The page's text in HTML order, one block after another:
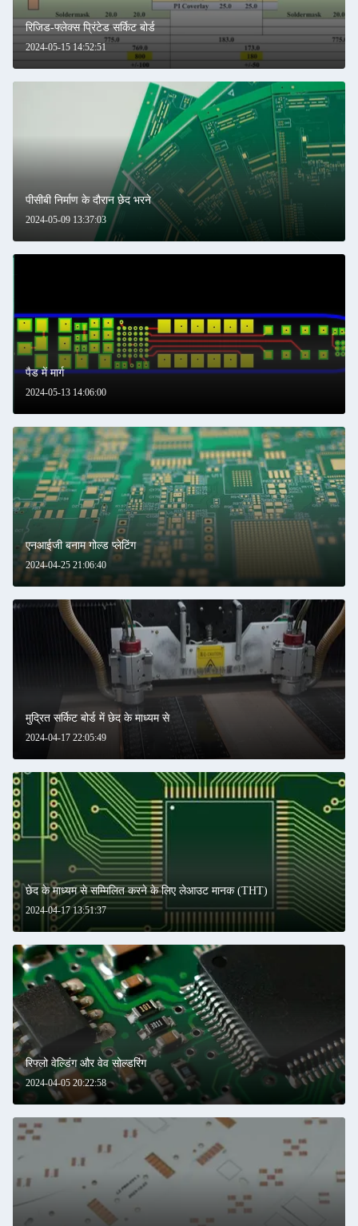
एक संदेश छोड़ें
प्रस्तुत
2024-05-15 14:52:51
रिजिड-फ्लेक्स प्रिंटेड सर्किट बोर्ड
2024-05-09 13:37:03
पीसीबी निर्माण के दौरान छेद भरने
2024-05-13 14:06:00
पैड में मार्ग
2024-04-25 21:06:40
एनआईजी बनाम गोल्ड प्लेटिंग
2024-04-17 22:05:49
मुद्रित सर्किट बोर्ड में छेद के माध्यम से
2024-04-17 13:51:37
छेद के माध्यम से सम्मिलित करने के लिए लेआउट मानक (THT)
2024-04-05 20:22:58
रिफ्लो वेल्डिंग और वेव सोल्डरिंग